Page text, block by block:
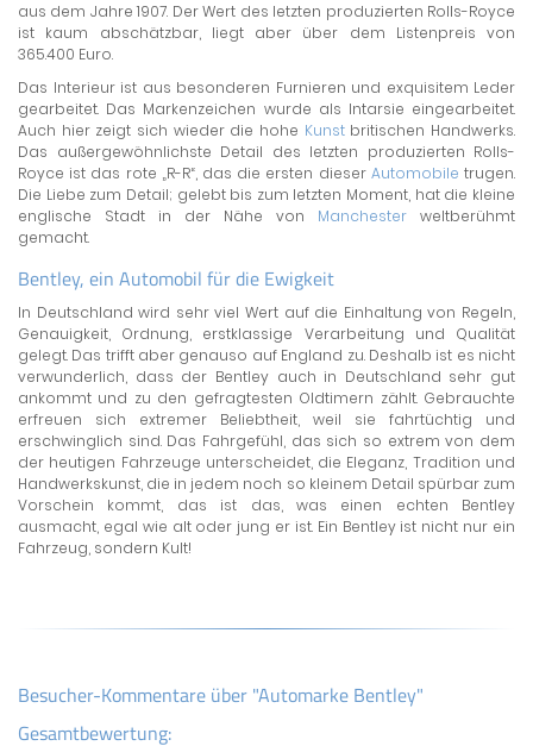
aus dem Jahre 1907. Der Wert des letzten produzierten Rolls-Royce
ist kaum abschätzbar, liegt aber über dem Listenpreis von
365.400 Euro.
Das Interieur ist aus besonderen Furnieren und exquisitem Leder
gearbeitet. Das Markenzeichen wurde als Intarsie eingearbeitet.
Auch hier zeigt sich wieder die hohe Kunstbritischen Handwerks.
Das außergewöhnlichste Detail des letzten produzierten Rolls-
Royce ist das rote „R-R“, das die ersten dieser Automobile trugen.
Die Liebe zum Detail; gelebt bis zum letzten Moment, hat die kleine
englische Stadt in der Nähe von Manchester weltberühmt
gemacht.
Bentley, ein Automobil für die Ewigkeit
In Deutschland wird sehr viel Wert auf die Einhaltung von Regeln,
Genauigkeit, Ordnung, erstklassige Verarbeitung und Qualität
gelegt. Das trifft aber genauso auf England zu. Deshalb ist es nicht
verwunderlich, dass der Bentley auch in Deutschland sehr gut
ankommt und zu den gefragtesten Oldtimern zählt. Gebrauchte
erfreuen sich extremer Beliebtheit, weil sie fahrtüchtig und
erschwinglich sind. Das Fahrgefühl, das sich so extrem von dem
der heutigen Fahrzeuge unterscheidet, die Eleganz, Tradition und
Handwerkskunst, die in jedem noch so kleinem Detail spürbar zum
Vorschein kommt, das ist das, was einen echten Bentley
ausmacht, egal wie alt oder jung er ist. Ein Bentley ist nicht nur ein
Fahrzeug, sondern Kult!
Besucher-Kommentare über "Automarke Bentley"
Gesamtbewertung: